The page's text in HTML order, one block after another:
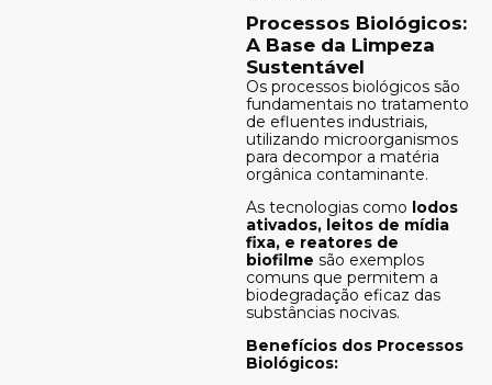
Processos Biológicos:
A Base da Limpeza
Sustentável
Os processos biológicos são
fundamentais no tratamento
de efluentes industriais,
utilizando microorganismos
para decompor a matéria
orgânica contaminante.
As tecnologias como lodos
ativados, leitos de mídia
fixa, e reatores de
biofilme são exemplos
comuns que permitem a
biodegradação eficaz das
substâncias nocivas.
Benefícios dos Processos
Biológicos: